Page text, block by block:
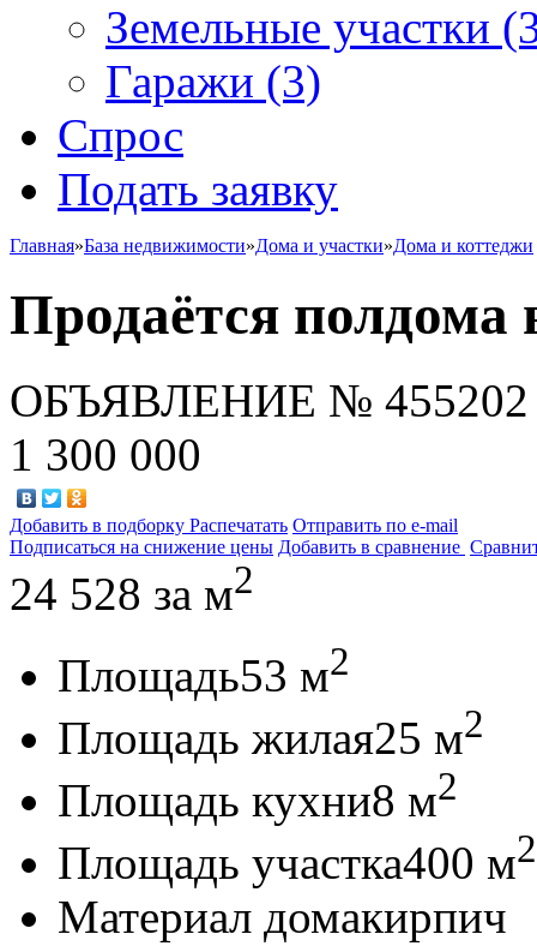
Земельные участки
Гаражи (3)
Спрос
Подать заявку
Главная»База недвижимости»Дома и участки»Дома и коттеджи
Продаётся полдома
ОБЪЯВЛЕНИЕ № 455202
1 300 000
Добавить в подборку Распечатать Отправить по e-mail
Подписаться на снижение цены Добавить в сравнение
24 528 за м2
Площадь53 м2
Площадь жилая25 м2
Площадь кухни8 м2
Площадь участка400 м2
Материал домакирпич